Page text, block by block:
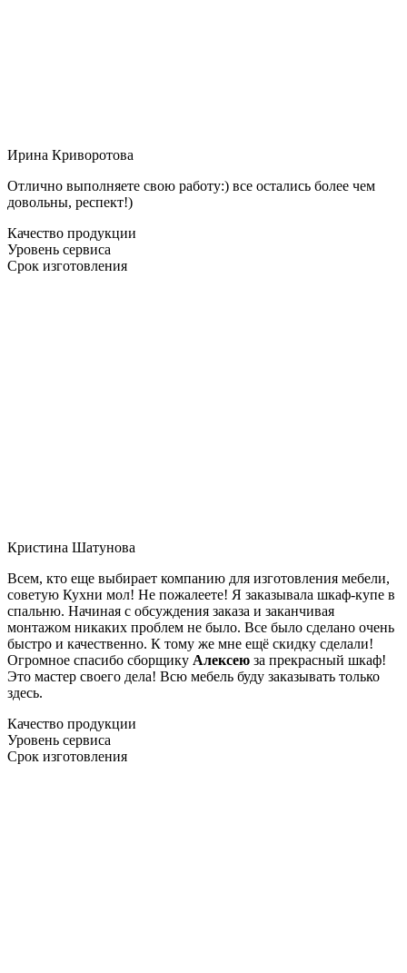
Ирина Криворотова
Отлично выполняете свою работу:) все остались более чем
довольны, респект!)
Качество продукции
Уровень сервиса
Срок изготовления
Кристина Шатунова
Всем, кто еще выбирает компанию для изготовления мебели,
советую Кухни мол! Не пожалеете! Я заказывала шкаф-купе в
спальню. Начиная с обсуждения заказа и заканчивая
монтажом никаких проблем не было. Все было сделано очень
быстро и качественно. К тому же мне ещё скидку сделали!
Огромное спасибо сборщику Алексею за прекрасный шкаф!
Это мастер своего дела! Всю мебель буду заказывать только
здесь.
Качество продукции
Уровень сервиса
Срок изготовления